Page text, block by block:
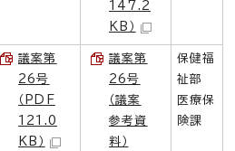
147.2
KB）
議案第
26号
（PDF
121.0
KB）
議案第
26号
（議案
参考資
料）
保健福
祉部
医療保
険課